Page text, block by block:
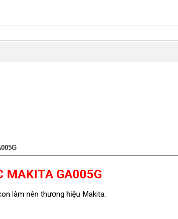
MAKITA GA005G
làm nên thương hiệu Makita.